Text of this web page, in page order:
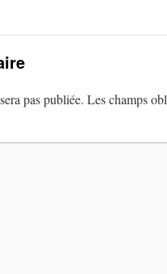
pas publiée. Les champs